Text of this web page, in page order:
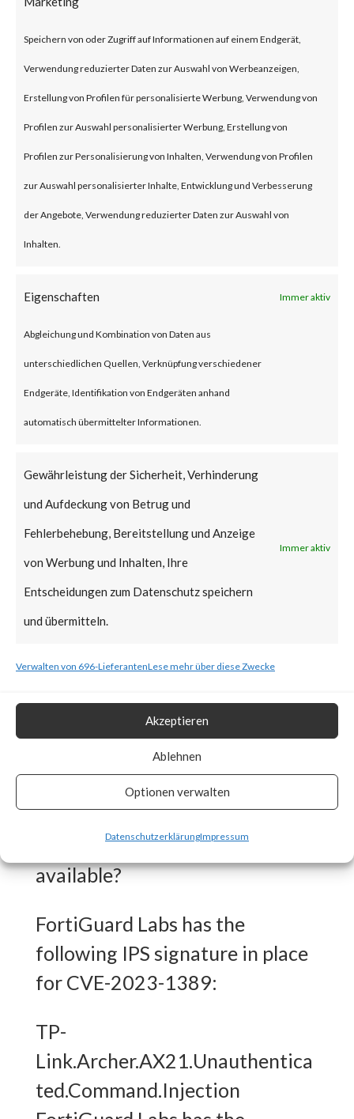
Speichern von oder Zugriff auf Informationen auf einem Endgerät,
Verwendung reduzierter Daten zur Auswahl von Werbeanzeigen,
Erstellung von Profilen für personalisierte Werbung, Verwendung von
Profilen zur Auswahl personalisierter Werbung, Erstellung von
Profilen zur Personalisierung von Inhalten, Verwendung von Profilen
zur Auswahl personalisierter Inhalte, Entwicklung und Verbesserung
der Angebote, Verwendung reduzierter Daten zur Auswahl von
Inhalten.
Eigenschaften Immer aktiv
Abgleichung und Kombination von Daten aus
unterschiedlichen Quellen, Verknüpfung verschiedener
Endgeräte, Identifikation von Endgeräten anhand
automatisch übermittelter Informationen.
Gewährleistung der Sicherheit, Verhinderung
und Aufdeckung von Betrug und
Fehlerbehebung, Bereitstellung und Anzeige
von Werbung und Inhalten, Ihre
Entscheidungen zum Datenschutz speichern
und übermitteln.
Immer aktiv
Verwalten von 696-LieferantenLese mehr über diese Zwecke
Akzeptieren
Ablehnen
Optionen verwalten
DatenschutzerklärungImpressum
added the vulnerability to their
(KEV) catalog on May 1st, 2023.
As such, patches should be
applied as soon as possible.
According to the TP-Link
Advisory, The Archer AX21, if
linked to a TP-Link ID, will
automatically receive update
notifications in the web
Tether application. TP-Link
strongly recommends that you
download and update to the
latest firmware for this product
model as soon as possible.
What FortiGuard Coverage is
available?
FortiGuard Labs has the
following IPS signature in place
for CVE-2023-1389:
TP-
Link.Archer.AX21.Unauthentica
ted.Command.Injection